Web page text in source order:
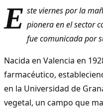
E ste viernes por la
pionera en el sector
fue comunicada por
Nacida en Valencia en
farmacéutico,
en la Universidad de
vegetal, un campo que